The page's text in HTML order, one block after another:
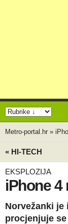
Metro-portal.hr »
« HI-TECH
EKSPLOZIJA
iPhone 4
Norvežanki je
procjenjuje